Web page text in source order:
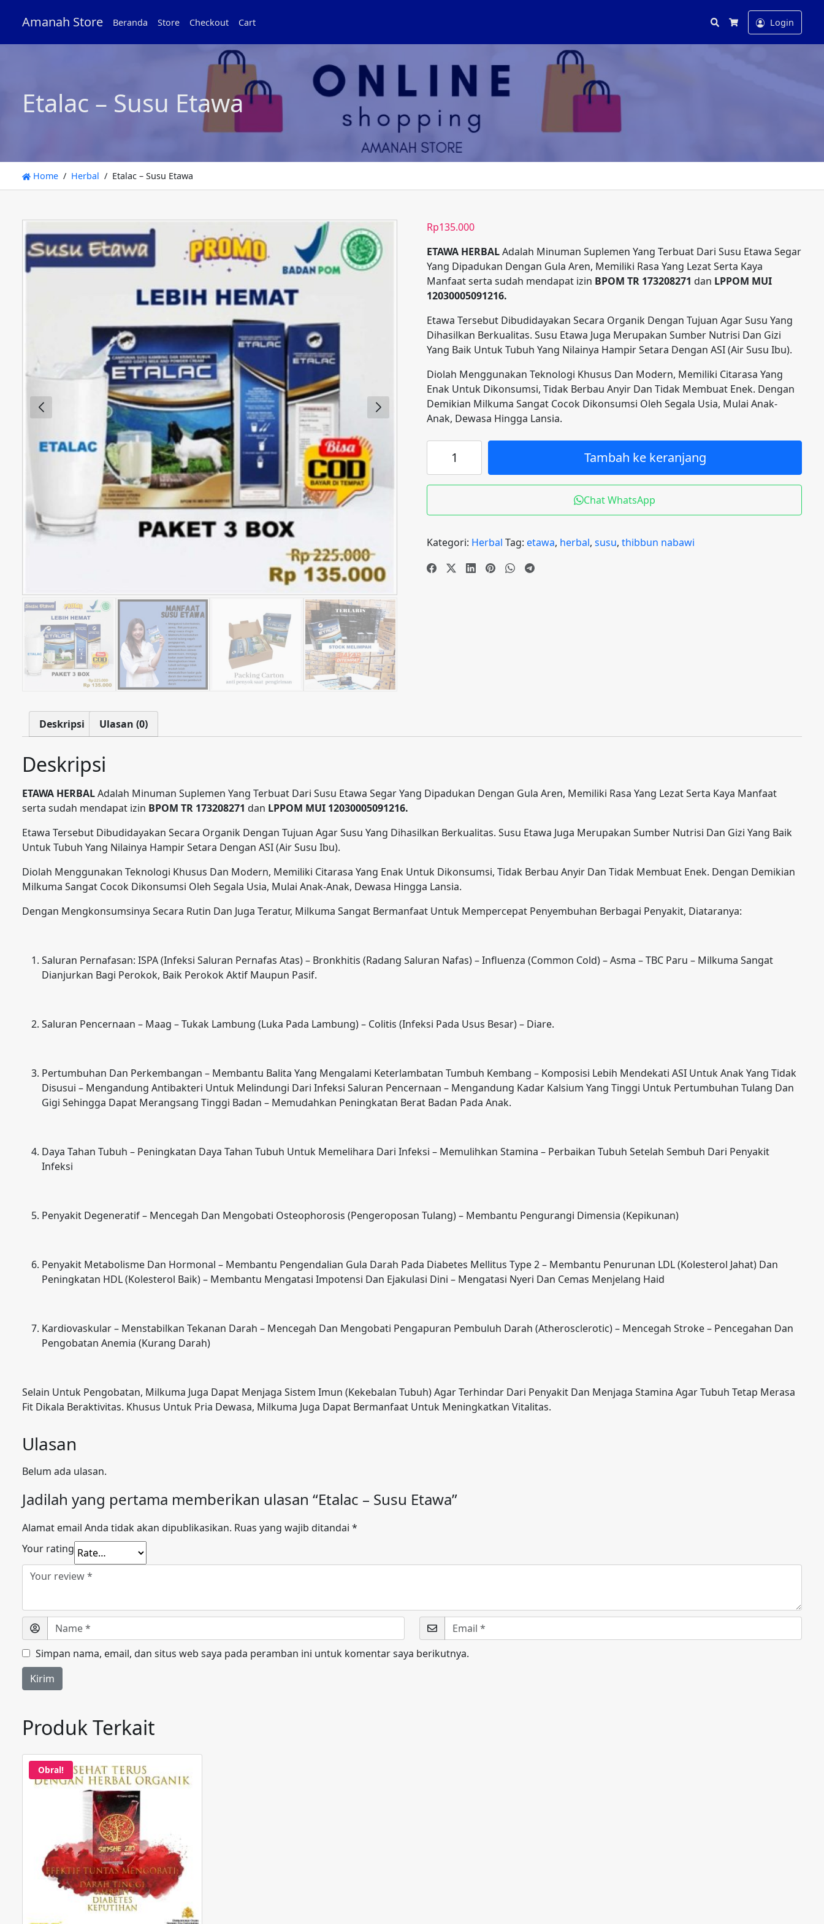
Amanah Store Beranda Store Checkout Cart
Search
Cart
Login
Etalac – Susu Etawa
Home Herbal Etalac – Susu Etawa
Rp135.000
ETAWA HERBALAdalah Minuman Suplemen Yang Terbuat Dari Susu Etawa Segar
Yang Dipadukan Dengan Gula Aren, Memiliki Rasa Yang Lezat Serta Kaya
Manfaat serta sudah mendapat izin BPOM TR 173208271 dan LPPOM MUI
12030005091216.
Etawa Tersebut Dibudidayakan Secara Organik Dengan Tujuan Agar Susu Yang
Dihasilkan Berkualitas. Susu Etawa Juga Merupakan Sumber Nutrisi Dan Gizi
Yang Baik Untuk Tubuh Yang Nilainya Hampir Setara Dengan ASI (Air Susu Ibu).
Diolah Menggunakan Teknologi Khusus Dan Modern, Memiliki Citarasa Yang
Enak Untuk Dikonsumsi, Tidak Berbau Anyir Dan Tidak Membuat Enek. Dengan
Demikian Milkuma Sangat Cocok Dikonsumsi Oleh Segala Usia, Mulai Anak-
Anak, Dewasa Hingga Lansia.
-
Susu
Tambah ke keranjang
Chat WhatsApp
Kategori: Herbal Tag: etawa, herbal, susu, thibbun nabawi
Deskripsi Ulasan (0)
Deskripsi
ETAWA HERBALAdalah Minuman Suplemen Yang Terbuat Dari Susu Etawa Segar Yang Dipadukan Dengan Gula Aren, Memiliki Rasa Yang Lezat Serta Kaya Manfaat
serta sudah mendapat izin BPOM TR 173208271 dan LPPOM MUI 12030005091216.
Etawa Tersebut Dibudidayakan Secara Organik Dengan Tujuan Agar Susu Yang Dihasilkan Berkualitas. Susu Etawa Juga Merupakan Sumber Nutrisi Dan Gizi Yang Baik
Untuk Tubuh Yang Nilainya Hampir Setara Dengan ASI (Air Susu Ibu).
Diolah Menggunakan Teknologi Khusus Dan Modern, Memiliki Citarasa Yang Enak Untuk Dikonsumsi, Tidak Berbau Anyir Dan Tidak Membuat Enek. Dengan Demikian
Milkuma Sangat Cocok Dikonsumsi Oleh Segala Usia, Mulai Anak-Anak, Dewasa Hingga Lansia.
Dengan Mengkonsumsinya Secara Rutin Dan Juga Teratur, Milkuma Sangat Bermanfaat Untuk Mempercepat Penyembuhan Berbagai Penyakit, Diataranya:
Saluran Pernafasan: ISPA (Infeksi Saluran Pernafas Atas) – Bronkhitis (Radang Saluran Nafas) – Influenza (Common Cold) – Asma – TBC Paru – Milkuma Sangat
Dianjurkan Bagi Perokok, Baik Perokok Aktif Maupun Pasif.
Saluran Pencernaan – Maag – Tukak Lambung (Luka Pada Lambung) – Colitis (Infeksi Pada Usus Besar) – Diare.
Pertumbuhan Dan Perkembangan – Membantu Balita Yang Mengalami Keterlambatan Tumbuh Kembang – Komposisi Lebih Mendekati ASI Untuk Anak Yang Tidak
Disusui – Mengandung Antibakteri Untuk Melindungi Dari Infeksi Saluran Pencernaan – Mengandung Kadar Kalsium Yang Tinggi Untuk Pertumbuhan Tulang Dan
Gigi Sehingga Dapat Merangsang Tinggi Badan – Memudahkan Peningkatan Berat Badan Pada Anak.
Daya Tahan Tubuh – Peningkatan Daya Tahan Tubuh Untuk Memelihara Dari Infeksi – Memulihkan Stamina – Perbaikan Tubuh Setelah Sembuh Dari Penyakit
Infeksi
Penyakit Degeneratif – Mencegah Dan Mengobati Osteophorosis (Pengeroposan Tulang) – Membantu Pengurangi Dimensia (Kepikunan)
Penyakit Metabolisme Dan Hormonal – Membantu Pengendalian Gula Darah Pada Diabetes Mellitus Type 2 – Membantu Penurunan LDL (Kolesterol Jahat) Dan
Peningkatan HDL (Kolesterol Baik) – Membantu Mengatasi Impotensi Dan Ejakulasi Dini – Mengatasi Nyeri Dan Cemas Menjelang Haid
Kardiovaskular – Menstabilkan Tekanan Darah – Mencegah Dan Mengobati Pengapuran Pembuluh Darah (Atherosclerotic) – Mencegah Stroke – Pencegahan Dan
Pengobatan Anemia (Kurang Darah)
Selain Untuk Pengobatan, Milkuma Juga Dapat Menjaga Sistem Imun (Kekebalan Tubuh) Agar Terhindar Dari Penyakit Dan Menjaga Stamina Agar Tubuh Tetap Merasa
Fit Dikala Beraktivitas. Khusus Untuk Pria Dewasa, Milkuma Juga Dapat Bermanfaat Untuk Meningkatkan Vitalitas.
Ulasan
Belum ada ulasan.
Jadilah yang pertama memberikan ulasan “Etalac – Susu Etawa”
Alamat email Anda tidak akan dipublikasikan. Ruas yang wajib ditandai *
Your rating
Simpan nama, email, dan situs web saya pada peramban ini untuk komentar saya berikutnya.
Produk Terkait
Obral!